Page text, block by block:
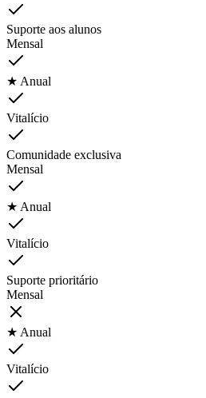
Suporte aos alunos
Mensal
★ Anual
Vitalício
Comunidade exclusiva
Mensal
★ Anual
Vitalício
Suporte prioritário
Mensal
★ Anual
Vitalício